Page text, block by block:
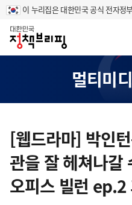
이 누리집은 대한민국 공식 전자정
홈
멀티미
텐
츠
영
역
[웹드라마] 박인
관을 잘 헤쳐나갈
오피스 빌런 ep.2